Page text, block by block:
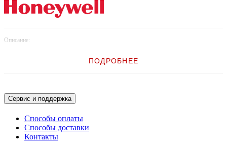
Описание:
ПОДРОБНЕЕ
Сервис и поддержка
Способы оплаты
Способы доставки
Контакты